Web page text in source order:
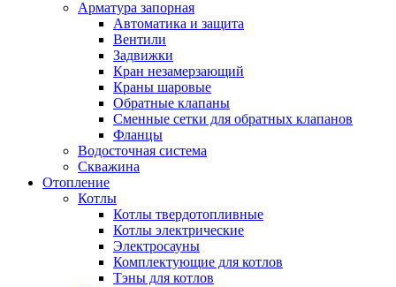
Арматура запорная
Автоматика и защита
Вентили
Задвижки
Кран незамерзающий
Краны шаровые
Обратные клапаны
Сменные сетки для обратных клапанов
Фланцы
Водосточная система
Скважина
Отопление
Котлы
Котлы твердотопливные
Котлы электрические
Электросауны
Комплектующие для котлов
Тэны для котлов